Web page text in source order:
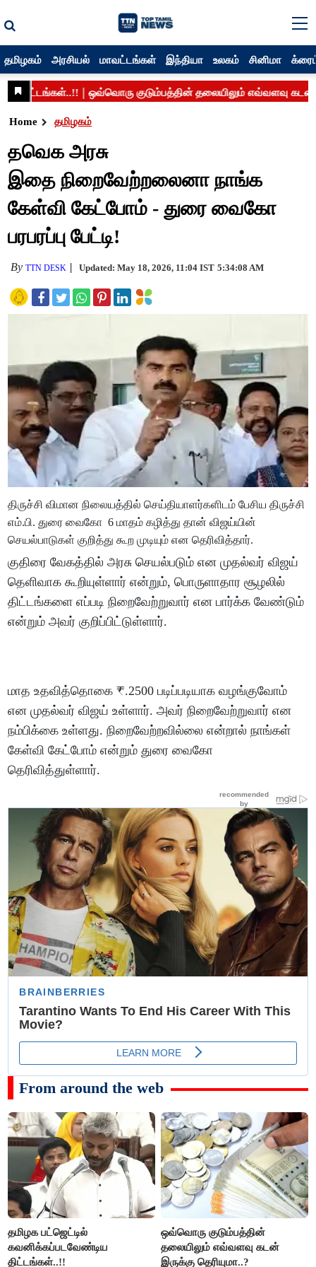
தமிழகம் அரசியல் மாவட்டங்கள் இந்தியா உலகம் சினிமா
Home தமிழகம்
தவெக அரசு
இதை நிறைவேற்றலைனா நாங்க
கேள்வி கேட்போம் - துரை வைகோ
பரபரப்பு பேட்டி!
ByTTN DESK Updated: May 18, 2026, 11:04 IST 5:34:08 AM
திருச்சி விமான நிலையத்தில் செய்தியாளர்களிடம் பேசிய திருச்சி
எம்.பி. துரை வைகோ 6 மாதம் கழித்து தான் விஜய்யின்
செயல்பாடுகள் குறித்து கூற முடியும் என தெரிவித்தார்.
குதிரை வேகத்தில் அரசு செயல்படும் என முதல்வர் விஜய்
தெளிவாக கூறியுள்ளார் என்றும், பொருளாதார சூழலில்
திட்டங்களை எப்படி நிறைவேற்றுவார் என பார்க்க வேண்டும்
என்றும் அவர் குறிப்பிட்டுள்ளார்.
மாத உதவித்தொகை ₹.2500 படிப்படியாக வழங்குவோம்
என முதல்வர் விஜய் உள்ளார். அவர் நிறைவேற்றுவார் என
நம்பிக்கை உள்ளது. நிறைவேற்றவில்லை என்றால் நாங்கள்
கேள்வி கேட்போம் என்றும் துரை வைகோ
தெரிவித்துள்ளார்.
From around the web
தமிழக பட்ஜெட்டில்
கவனிக்கப்படவேண்டிய
திட்டங்கள்..!!
ஒவ்வொரு குடும்பத்தின்
தலையிலும் எவ்வளவு கடன்
இருக்கு தெரியுமா..?